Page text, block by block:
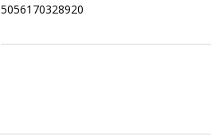
5056170328920